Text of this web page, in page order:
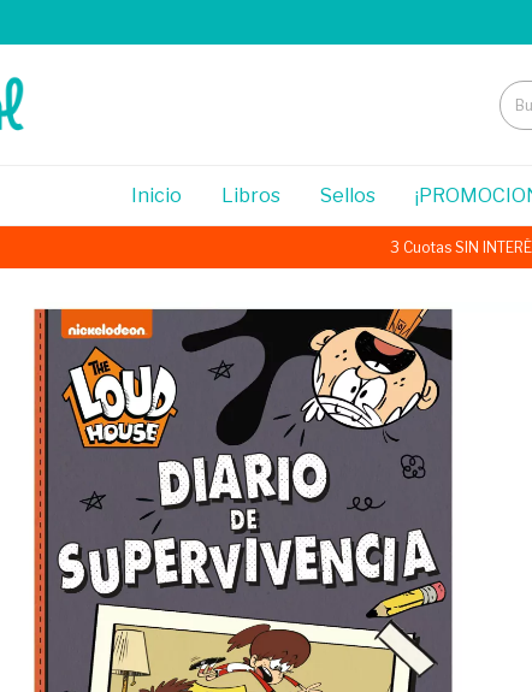
Inicio Libros Sellos
3 Cuotas SIN